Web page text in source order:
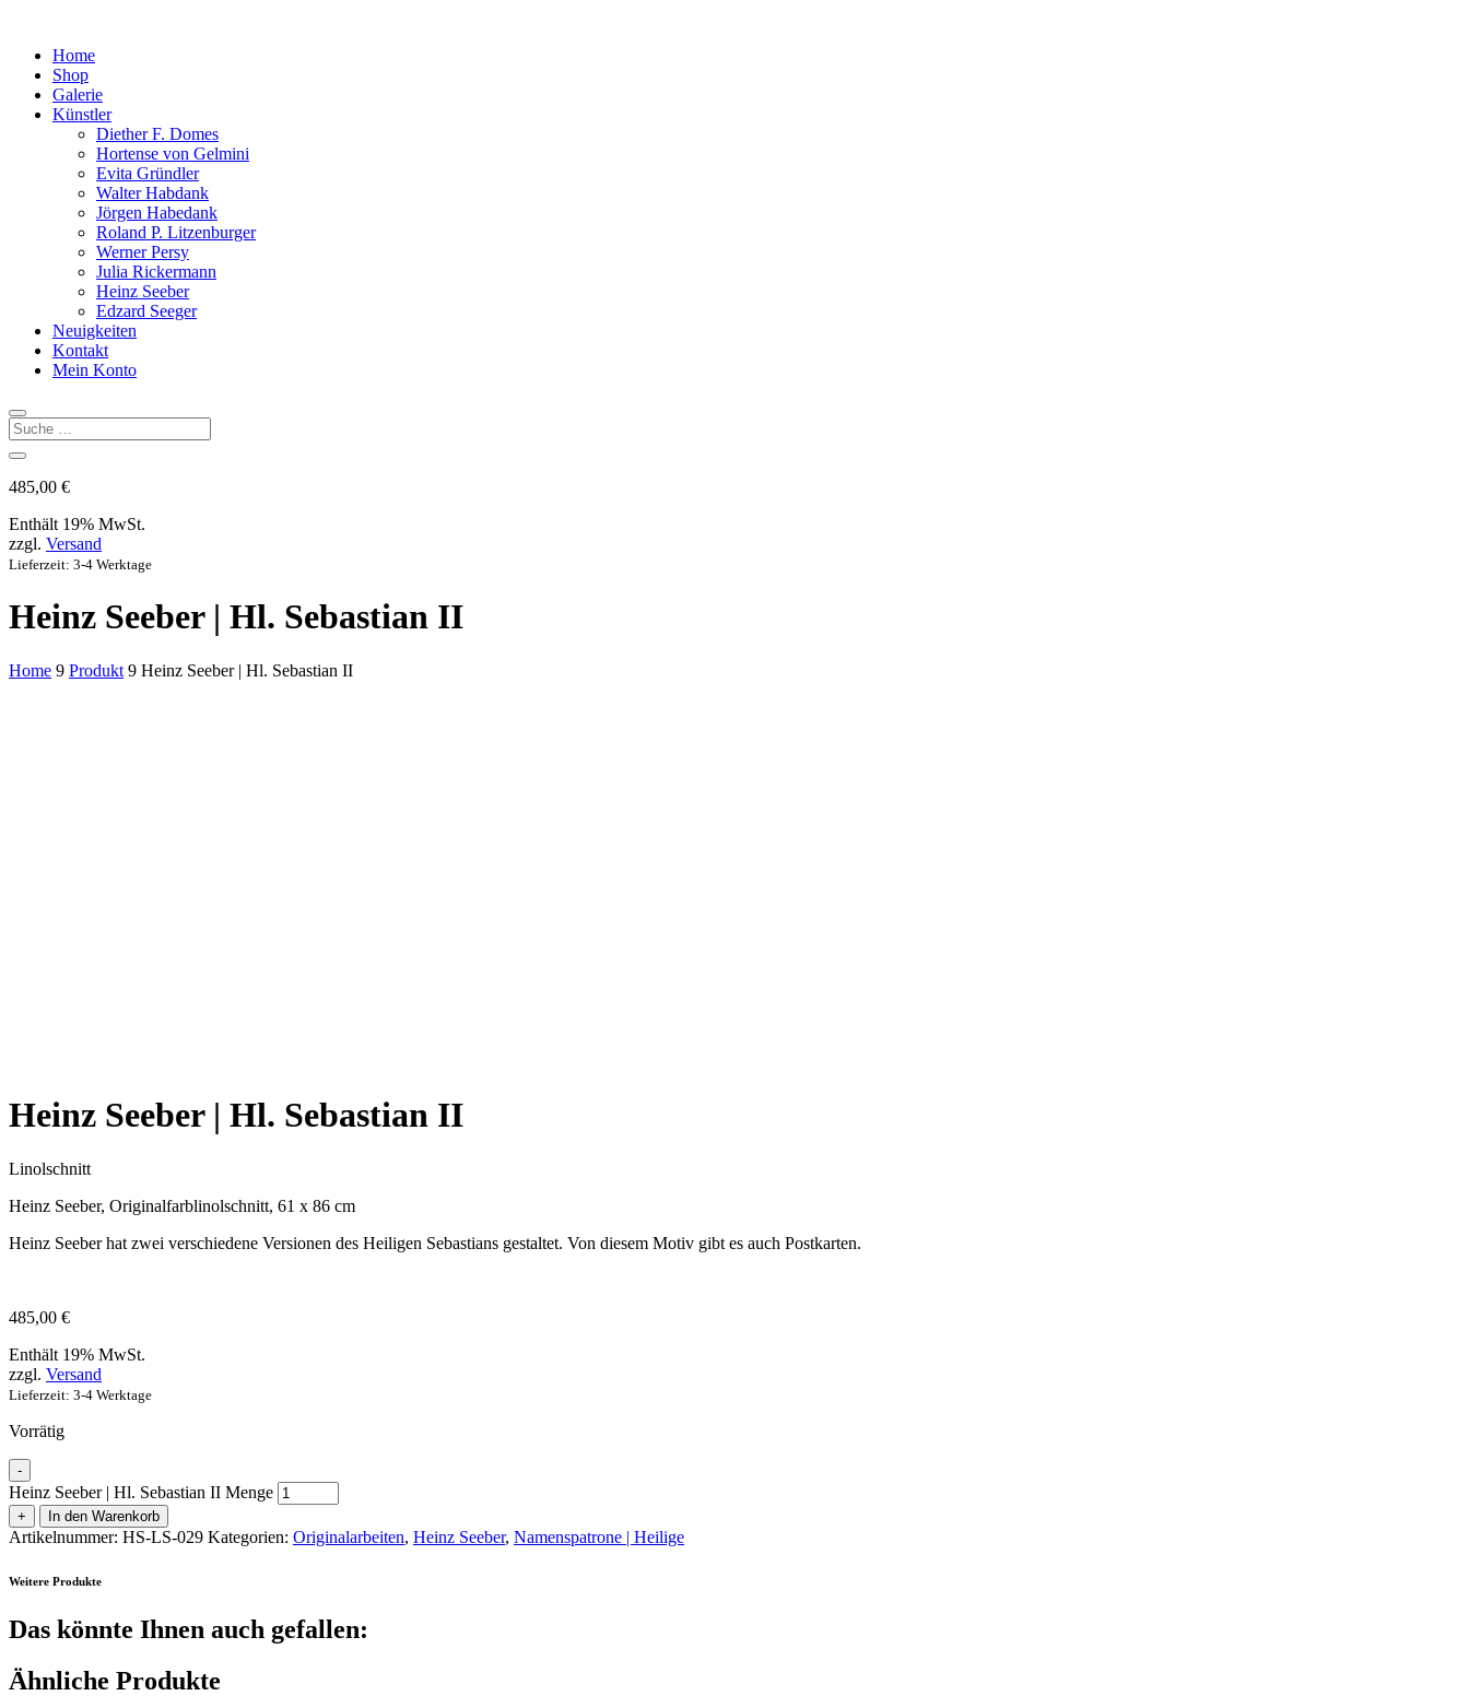
Home
Shop
Galerie
Künstler
Diether F. Domes
Hortense von Gelmini
Evita Gründler
Walter Habdank
Jörgen Habedank
Roland P. Litzenburger
Werner Persy
Julia Rickermann
Heinz Seeber
Edzard Seeger
Neuigkeiten
Kontakt
Mein Konto
485,00 €
Enthält 19% MwSt.
zzgl. Versand
Lieferzeit: 3-4 Werktage
Heinz Seeber | Hl. Sebastian II
Home 9 Produkt 9 Heinz Seeber | Hl. Sebastian II
Heinz Seeber | Hl. Sebastian II
Linolschnitt
Heinz Seeber, Originalfarblinolschnitt, 61 x 86 cm
Heinz Seeber hat zwei verschiedene Versionen des Heiligen Sebastians gestaltet. Von diesem Motiv gibt es auch Postkarten.
485,00 €
Enthält 19% MwSt.
zzgl. Versand
Lieferzeit: 3-4 Werktage
Vorrätig
-
Heinz Seeber | Hl. Sebastian II Menge
+ In den Warenkorb
Artikelnummer: HS-LS-029 Kategorien: Originalarbeiten, Heinz Seeber, Namenspatrone | Heilige
Weitere Produkte
Das könnte Ihnen auch gefallen:
Ähnliche Produkte